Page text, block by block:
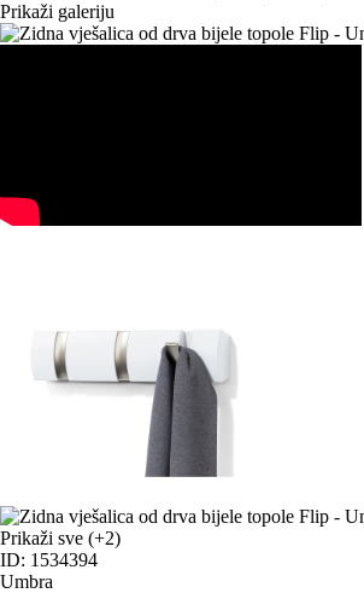
Prikaži galeriju
Prikaži sve (+2)
ID: 1534394
Umbra